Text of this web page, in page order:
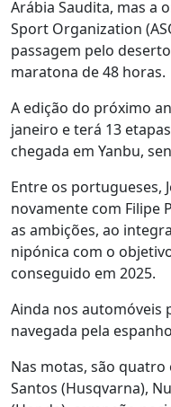
Arábia Saudita, mas a
Sport Organization
passagem pelo
maratona de 48 horas.
A edição do próximo
janeiro e terá 13
chegada em Yanbu,
Entre os portugueses,
novamente com Filipe
as ambições, ao
nipónica com o
conseguido em 2025.
Ainda nos automóveis
navegada pela
Nas motas, são
Santos (Husqvarna),